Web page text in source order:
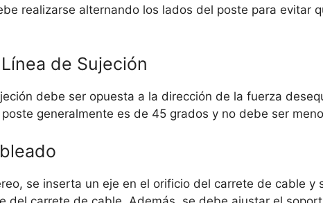
realizarse alternando los lados del poste para evitar
de Sujeción
debe ser opuesta a la dirección de la fuerza
generalmente es de 45 grados y no debe ser
se inserta un eje en el orificio del carrete de cable y